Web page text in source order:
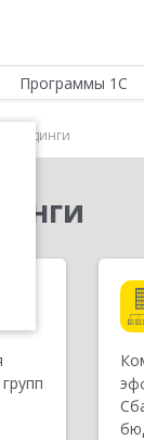
Программы 1С
холдинги